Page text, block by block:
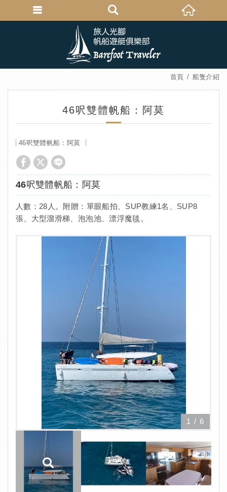
首頁 船隻介紹
46呎雙體帆船：阿莫
46呎雙體帆船：阿莫
46呎雙體帆船：阿莫
人數：28人。附贈：單眼船拍、SUP教練1名、SUP8
張、大型溜滑梯、泡泡池、漂浮魔毯。
1 / 6